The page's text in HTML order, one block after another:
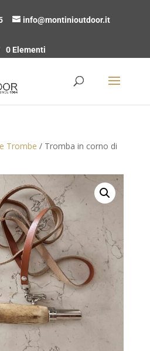
info@montinioutdoor.it
0 Elementi
Trombe / Tromba in corno di